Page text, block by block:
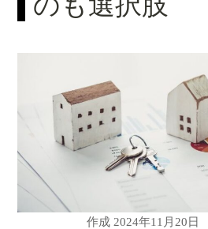
作成2024年11月20日